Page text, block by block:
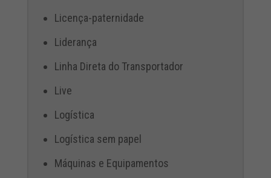
Licença-paternidade
Liderança
Linha Direta do Transportador
Live
Logística
Logística sem papel
Máquinas e Equipamentos